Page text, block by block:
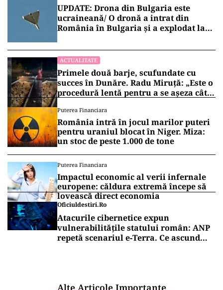
UPDATE: Drona din Bulgaria este
ucraineană/ O dronă a intrat din
România în Bulgaria şi a explodat la
ACTUALITATE
Primele două barje, scufundate cu
succes în Dunăre. Radu Miruță: „Este o
procedură lentă pentru a se așeza cât
Puterea Financiara
România intră în jocul marilor puteri
pentru uraniul blocat în Niger. Miza:
un stoc de peste 1.000 de tone
Puterea Financiara
Impactul economic al verii infernale
europene: căldura extremă începe să
lovească direct economia
Oficiuldestiri.ro
Atacurile cibernetice expun
vulnerabilitățile statului român: ANP
repetă scenariul e‑Terra. Ce ascund
Alte Articole Importante